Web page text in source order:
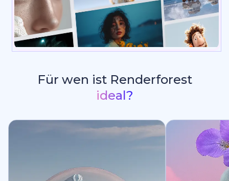
Für wen ist Renderforest
ideal?